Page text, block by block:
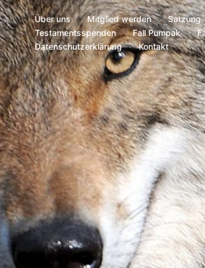
Über uns Mitglied werden Satzung
Testamentsspenden
Fall Pumpak
Datenschutzerklärung
Kontakt